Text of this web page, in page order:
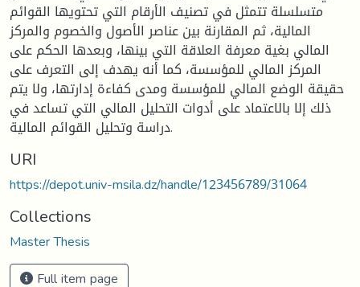
متسلسلة تتمثل في تصنيف الأرقام التي تحتويها القوائم
المالية، ثم المقارنة بين عناصر الأصول والخصوم والمركز
المالي بغية معرفة العلاقة التي بينها، وبعدها الحكم على
المركز المالي للمؤسسة، كما أنه يهدف إلى التعرف على
حقيقة الوضع المالي للمؤسسة ومدى كفاءة إدارتها، ولا يتم
ذلك إلا بالاعتماد على أدوات التحليل المالي التي تساعد في
دراسة وتحليل القوائم المالية.
URI
https://depot.univ-msila.dz/handle/123456789/31064
Collections
Master Thesis
Full item page